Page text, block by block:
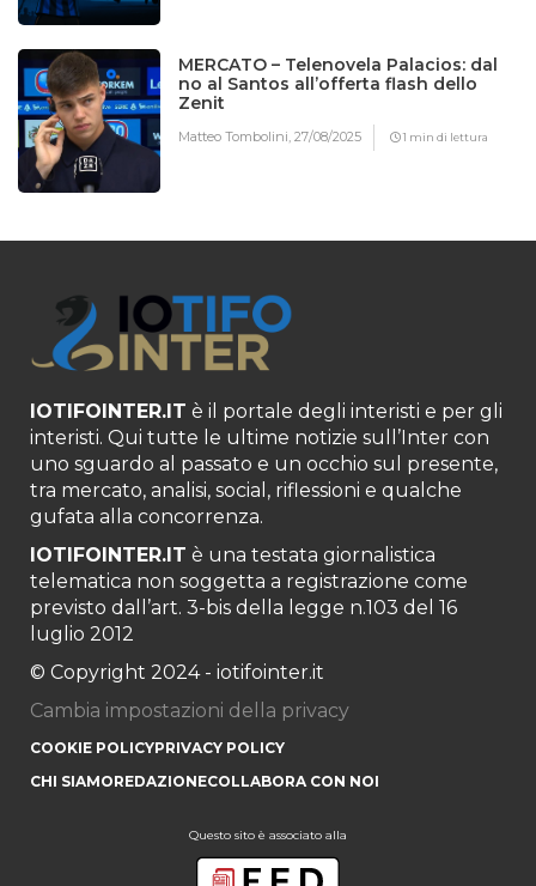
MERCATO – Telenovela Palacios: dal
no al Santos all’offerta flash dello
Zenit
Matteo Tombolini,27/08/2025 1 min di lettura
IOTIFOINTER.IT è il portale degli interisti e per gli
interisti. Qui tutte le ultime notizie sull’Inter con
uno sguardo al passato e un occhio sul presente,
tra mercato, analisi, social, riflessioni e qualche
gufata alla concorrenza.
IOTIFOINTER.IT è una testata giornalistica
telematica non soggetta a registrazione come
previsto dall’art. 3-bis della legge n.103 del 16
luglio 2012
© Copyright 2024 - iotifointer.it
Cambia impostazioni della privacy
COOKIE POLICYPRIVACY POLICY
CHI SIAMOREDAZIONECOLLABORA CON NOI
Questo sito è associato alla